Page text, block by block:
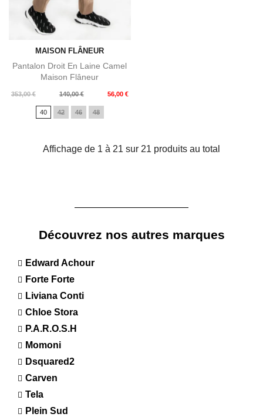
MAISON FLÂNEUR
Pantalon Droit En Laine Camel
Maison Flâneur
353,00 €
Prix
140,00 € 56,00 €
Prix
40 42 46 48
Affichage de 1 à 21 sur 21 produits au total
Découvrez nos autres marques
Edward Achour
Forte Forte
Liviana Conti
Chloe Stora
P.A.R.O.S.H
Momoni
Dsquared2
Carven
Tela
Plein Sud